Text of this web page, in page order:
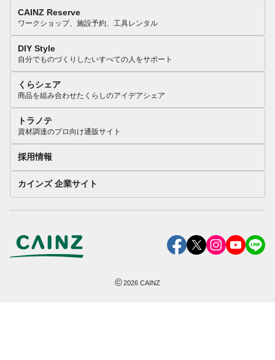
CAINZ Reserve
ワークショップ、施設予約、工具レンタル
DIY Style
自分でものづくりしたいすべての人をサポート
くらシェア
商品を組み合わせたくらしのアイデアシェア
トラノテ
資材調達のプロ向け通販サイト
採用情報
カインズ 企業サイト
©2026 CAINZ